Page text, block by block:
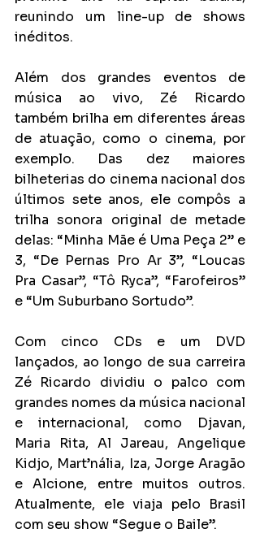
reunindo um line-up de shows
inéditos.
Além dos grandes eventos de
música ao vivo, Zé Ricardo
também brilha em diferentes áreas
de atuação, como o cinema, por
exemplo. Das dez maiores
bilheterias do cinema nacional dos
últimos sete anos, ele compôs a
trilha sonora original de metade
delas: “Minha Mãe é Uma Peça 2” e
3, “De Pernas Pro Ar 3”, “Loucas
Pra Casar”, “Tô Ryca”, “Farofeiros”
e “Um Suburbano Sortudo”.
Com cinco CDs e um DVD
lançados, ao longo de sua carreira
Zé Ricardo dividiu o palco com
grandes nomes da música nacional
e internacional, como Djavan,
Maria Rita, Al Jareau, Angelique
Kidjo, Mart’nália, Iza, Jorge Aragão
e Alcione, entre muitos outros.
Atualmente, ele viaja pelo Brasil
com seu show “Segue o Baile”.